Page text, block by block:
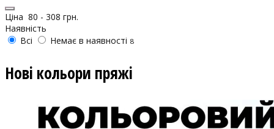
Ціна 80 - 308 грн.
Наявність
Всі
Немає в наявності 8
Нові кольори пряжі